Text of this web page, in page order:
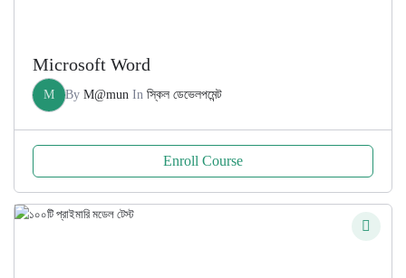
Microsoft Word
M By M@mun In স্কিল ডেভেলপমেন্ট
Enroll Course